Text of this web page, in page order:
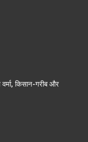
किसान-गरीब और